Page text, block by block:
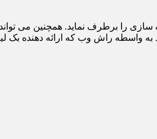
سازی را برطرف نماید. همچنین می
به واسطه راش وب که ارائه دهنده بک